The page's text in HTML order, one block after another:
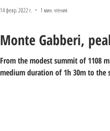
Monte Gabberi,
From the modest summit of 1108
medium duration of 1h 30m to the
14 февр. 2022 г. 1 мин. чтения